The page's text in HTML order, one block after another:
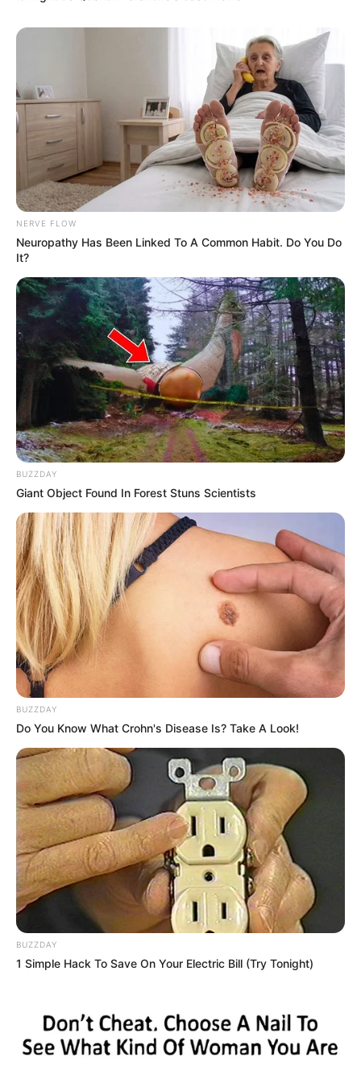
Pernah memenangkan episode
4. Jisan
(foto: instagram/hby_official)
Biodata & Profil
Nama Lengkap: Choi Jisang
Nama panggung: Jisan
Nama Panggilan: –
Posisi: Sub Rapper, Maknae
Tempat, tanggal lahir: Korea Selatan, 3 November 1999
Ulang Tahun: 3 November
Kewarganegaraan: Korea Selatan
Pendidikan: –
Agama: –
Zodiak: Scorpio
Tinggi badan: 184 cm
Profesi: Rapper
NERVE FLOW
Neuropathy Has Been Linked To A Common Habit. Do You Do
It?
BUZZDAY
Giant Object Found In Forest Stuns Scientists
BUZZDAY
Do You Know What Crohn's Disease Is? Take A Look!
BUZZDAY
1 Simple Hack To Save On Your Electric Bill (Try Tonight)